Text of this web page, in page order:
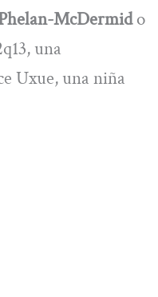
McDermido
una
Uxue, una niña